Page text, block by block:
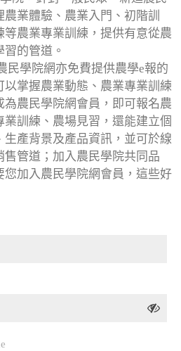
業體驗、農業入門、初階訓
農業專業訓練，提供有意從農
習的管道。
學院網亦免費提供農學e報的
掌握農業動態、農業專業訓練
農民學院網會員，即可報名農
訓練、農場見習，還能建立個
產背景及產品資訊，並可於線
管道；加入農民學院共同品
您加入農民學院網會員，這些好